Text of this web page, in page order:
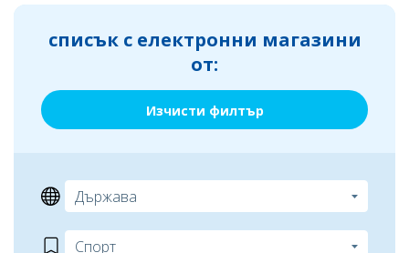
списък с електронни магазини
от:
Изчисти филтър